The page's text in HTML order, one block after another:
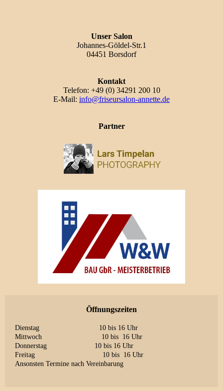
Unser Salon
Johannes-Göldel-Str.1
04451 Borsdorf
Kontakt
Telefon: +49 (0) 34291 200 10
E-Mail: info@friseursalon-annette.de
Partner
Öffnungszeiten
Dienstag 10 bis 16 Uhr
Mittwoch 10 bis 16 Uhr
Donnerstag 10 bis 16 Uhr
Freitag 10 bis 16 Uhr
Ansonsten Termine nach Vereinbarung